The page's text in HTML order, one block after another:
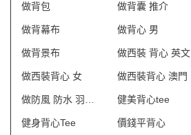
做背包 做背囊 推介
做背幕布 做背心 男
做背景布 做西裝 背心 英文
做西裝背心 女 做西裝背心 澳門
健美背心tee
健身背心Tee 價錢平背心